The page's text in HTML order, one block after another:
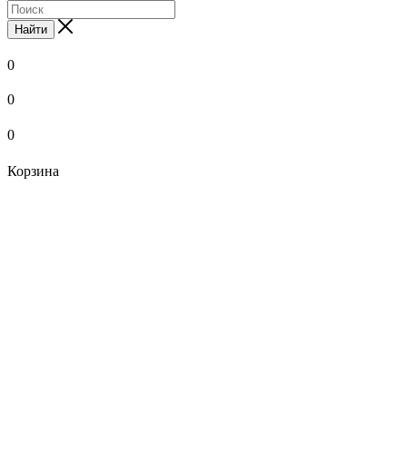
Найти
0
0
0
Корзина